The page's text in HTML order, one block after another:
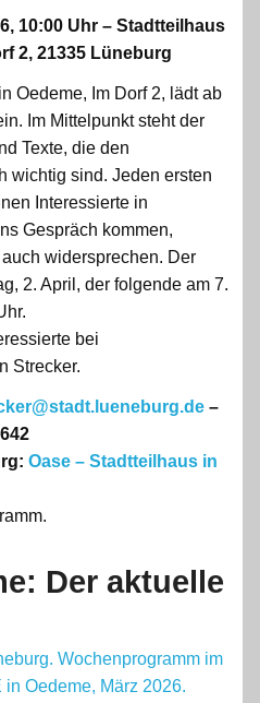
10:00 Uhr – Stadtteilhaus
2, 21335 Lüneburg
Oedeme, Im Dorf 2, lädt ab
Im Mittelpunkt steht der
Texte, die den
wichtig sind. Jeden ersten
Interessierte in
Gespräch kommen,
widersprechen. Der
2. April, der folgende am 7.
bei
Strecker.
–
Oase – Stadtteilhaus in
Der aktuelle